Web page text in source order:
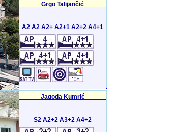
Grgo Talijančić
A2 A2 A2+ A2+1 A2+2 A4+1
Jagoda Kumrić
S2 A2+2 A3+2 A4+2